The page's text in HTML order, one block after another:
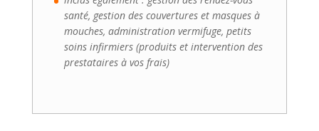
santé, gestion des couvertures et masques à
mouches, administration vermifuge, petits
soins infirmiers (produits et intervention des
prestataires à vos frais)